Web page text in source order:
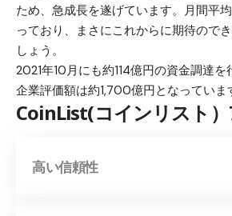
ため、急成長を遂げています。月間平
っており、まさにこれからに期待ので
しょう。
2021年10月にも約114億円の資金調達
企業評価額は約1,700億円となっていま
CoinList(コインリスト
高い信頼性